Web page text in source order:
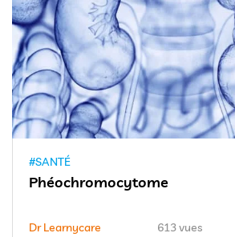
#SANTÉ
Phéochromocytome
Dr Learnycare 613 vues